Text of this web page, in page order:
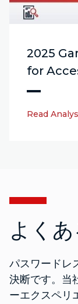
2025
for
Read
よく
パスワードレ
決断です。当
ーエクスペリ